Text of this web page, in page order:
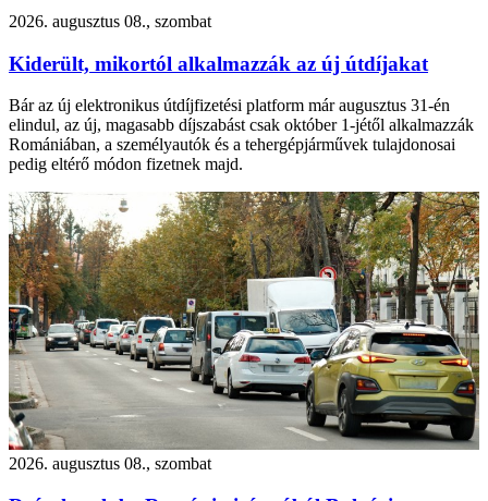
2026. augusztus 08., szombat
Kiderült, mikortól alkalmazzák az új útdíjakat
Bár az új elektronikus útdíjfizetési platform már augusztus 31-én
elindul, az új, magasabb díjszabást csak október 1-jétől alkalmazzák
Romániában, a személyautók és a tehergépjárművek tulajdonosai
pedig eltérő módon fizetnek majd.
2026. augusztus 08., szombat